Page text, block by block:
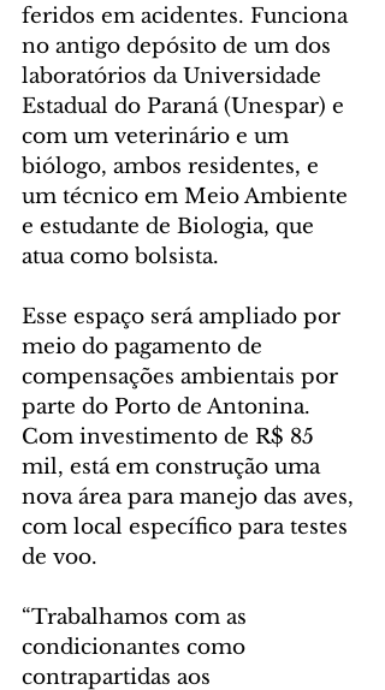
feridos em acidentes. Funciona
no antigo depósito de um dos
laboratórios da Universidade
Estadual do Paraná (Unespar) e
com um veterinário e um
biólogo, ambos residentes, e
um técnico em Meio Ambiente
e estudante de Biologia, que
atua como bolsista.
Esse espaço será ampliado por
meio do pagamento de
compensações ambientais por
parte do Porto de Antonina.
Com investimento de R$ 85
mil, está em construção uma
nova área para manejo das aves,
com local específico para testes
de voo.
“Trabalhamos com as
condicionantes como
contrapartidas aos